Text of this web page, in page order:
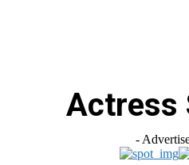
Actress
-